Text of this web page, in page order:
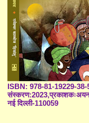
ISBN: 978-81-19229-38-
संस्करण:2023,प्रकाशकःअयन
नई दिल्ली-110059